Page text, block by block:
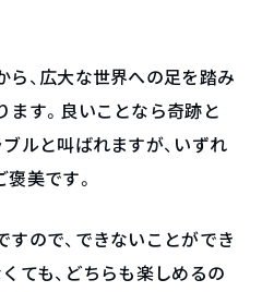
、広大な世界への足を踏み
す。良いことなら奇跡と
ルと叫ばれますが、いずれ
美です。
ので、できないことができ
ても、どちらも楽しめるの